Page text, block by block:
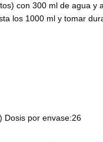
con 300 ml de agua y
los 1000 ml y tomar
Dosis por envase:26